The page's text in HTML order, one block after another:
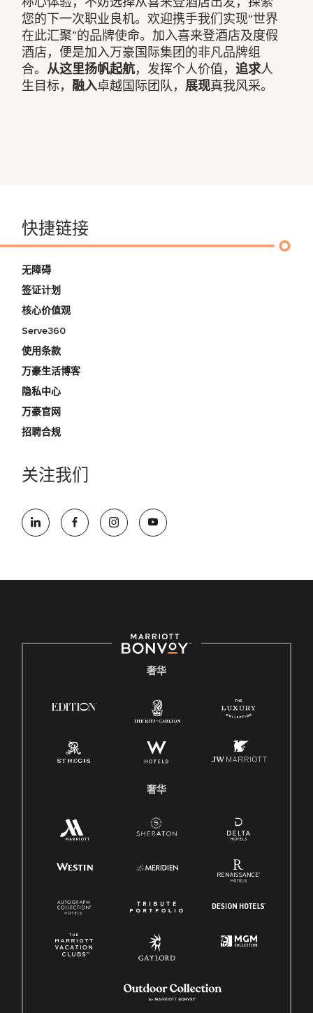
您的下一次职业良机。欢迎携手我们实现“世界
在此汇聚”的品牌使命。加入喜来登酒店及度假
酒店，便是加入万豪国际集团的非凡品牌组
合。从这里扬帆起航，发挥个人价值，追求人
生目标， 融入卓越国际团队， 展现真我风采。
快捷链接
无障碍
签证计划
核心价值观
Serve360
使用条款
万豪生活博客
隐私中心
万豪官网
招聘合规
关注我们
奢华
奢华